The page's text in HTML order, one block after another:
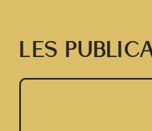
LES